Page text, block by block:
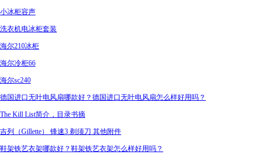
小冰柜容声
洗衣机电冰柜套装
海尔210冰柜
海尔冷柜66
海尔sc240
德国进口无叶电风扇哪款好？德国进口无叶电风扇怎么样好用吗？
The Kill List简介，目录书摘
吉列（Gillette） 锋速3 剃须刀 其他附件
鞋架铁艺衣架哪款好？鞋架铁艺衣架怎么样好用吗？